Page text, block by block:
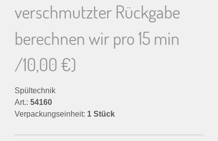
verschmutzter Rückgabe
berechnen wir pro 15 min
/10,00 €)
Spültechnik
Art.: 54160
Verpackungseinheit: 1 Stück